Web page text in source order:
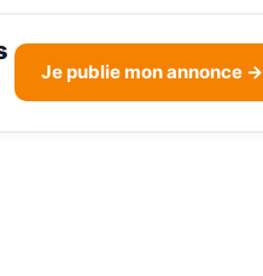
Je publie mon annonce →